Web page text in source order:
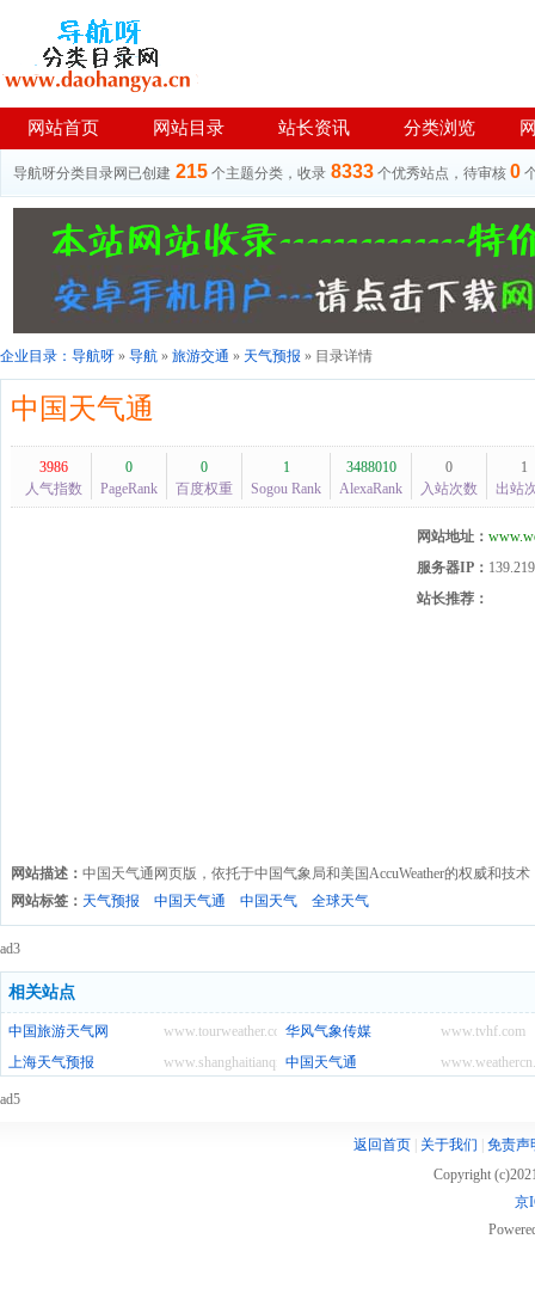
网站首页 网站目录 站长资讯 分类浏览
导航呀分类目录网已创建 215 个主题分类，收录 8333 个优秀站点，待审核 0
企业目录： 导航呀 » 导航 » 旅游交通 » 天气预报 » 目录详情
中国天气通
3986
人气指数
0
PageRank
0
百度权重
1
Sogou Rank
3488010
AlexaRank
0
入站次数
1
出站
网站地址：
服务器IP：
站长推荐：
网站描述： 中国天气通网页版，依托于中国气象局和美国AccuWeather的权威和技
网站标签： 天气预报 中国天气通 中国天气 全球天气
ad3
相关站点
www.tourweather.com.cn
中国旅游天气网 www.tvhf.com
华风气象传媒
www.shanghaitianqi114.com
上海天气预报 中国天气通
ad5
返回首页| 关于我们
免责声
Copyright
京